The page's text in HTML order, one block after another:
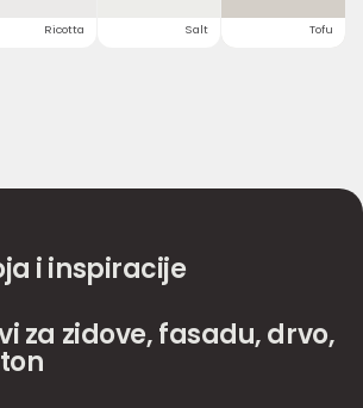
Ricotta Salt Tofu
i inspiracije
za zidove, fasadu, drvo,